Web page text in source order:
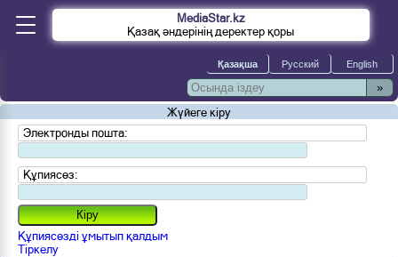
MediaStar.kz
Қазақ әндерінің деректер қоры
»
Жүйеге кіру
Электронды пошта:
Құпиясөз:
Құпиясөзді ұмытып қалдым
Тіркелу